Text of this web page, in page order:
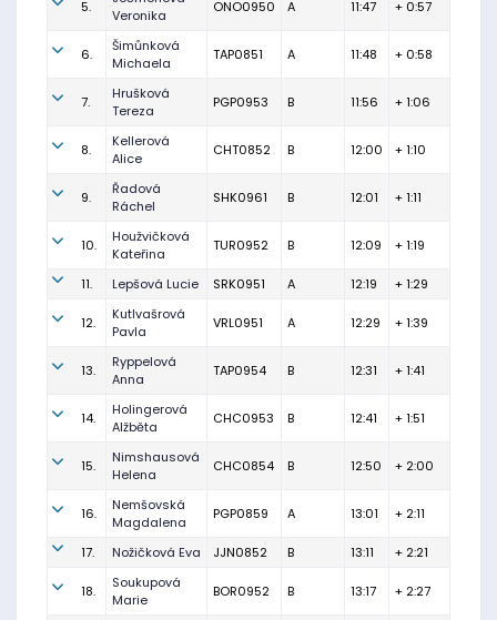
5.
Veronika
ONO0950 A 11:47 + 0:57
6.
Šimůnková
Michaela
TAP0851 A 11:48 + 0:58
7.
Hrušková
Tereza
PGP0953 B 11:56 + 1:06
8.
Kellerová
Alice
CHT0852 B 12:00 + 1:10
9.
Řadová
Ráchel
SHK0961 B 12:01 + 1:11
10.
Houžvičková
Kateřina
TUR0952 B 12:09 + 1:19
11. Lepšová Lucie SRK0951 A 12:19 + 1:29
12.
Kutlvašrová
Pavla
VRL0951 A 12:29 + 1:39
13.
Ryppelová
Anna
TAP0954 B 12:31 + 1:41
14.
Holingerová
Alžběta
CHC0953 B 12:41 + 1:51
15.
Nimshausová
Helena
CHC0854 B 12:50 + 2:00
16.
Nemšovská
Magdalena
PGP0859 A 13:01 + 2:11
17. Nožičková Eva JJN0852 B 13:11 + 2:21
18.
Soukupová
Marie
BOR0952 B 13:17 + 2:27